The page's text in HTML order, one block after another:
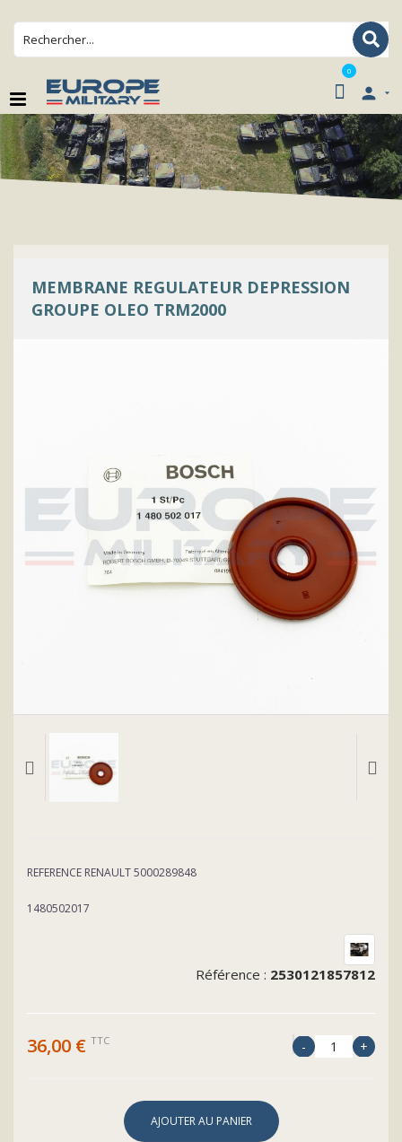
0

MEMBRANE REGULATEUR DEPRESSION
GROUPE OLEO TRM2000
REGULATEUR
DEPRESSION
REFERENCE RENAULT 5000289848
1480502017
Référence : 2530121857812
36,00 € TTC
AJOUTER AU PANIER